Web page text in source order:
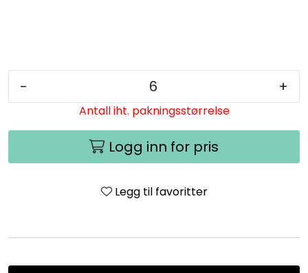
- +
Antall iht. pakningsstørrelse
Logg inn for pris
Legg til favoritter